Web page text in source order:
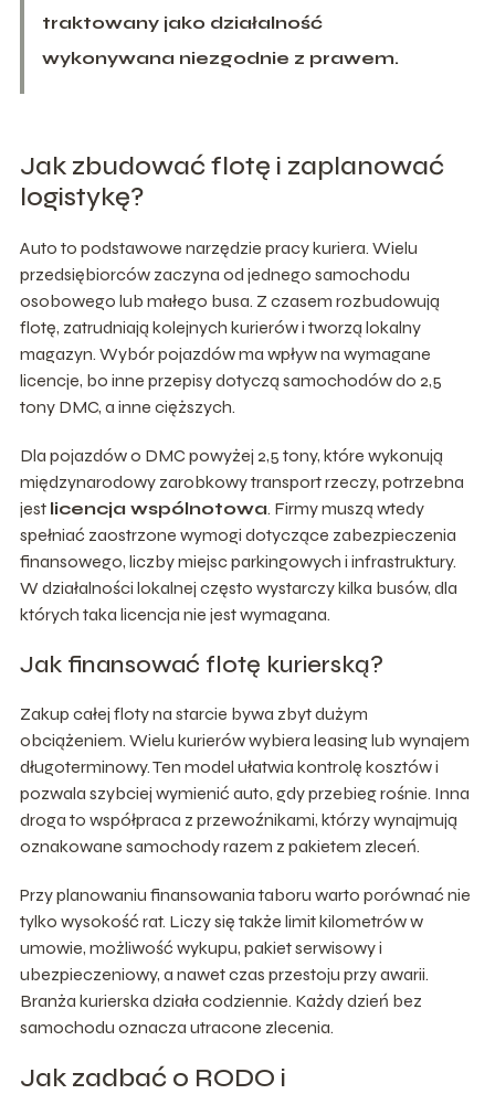
traktowany jako działalność
wykonywana niezgodnie z prawem.
Jak zbudować flotę i zaplanować
logistykę?
Auto to podstawowe narzędzie pracy kuriera. Wielu
przedsiębiorców zaczyna od jednego samochodu
osobowego lub małego busa. Z czasem rozbudowują
flotę, zatrudniają kolejnych kurierów i tworzą lokalny
magazyn. Wybór pojazdów ma wpływ na wymagane
licencje, bo inne przepisy dotyczą samochodów do 2,5
tony DMC, a inne cięższych.
Dla pojazdów o DMC powyżej 2,5 tony, które wykonują
międzynarodowy zarobkowy transport rzeczy, potrzebna
jest licencja wspólnotowa. Firmy muszą wtedy
spełniać zaostrzone wymogi dotyczące zabezpieczenia
finansowego, liczby miejsc parkingowych i infrastruktury.
W działalności lokalnej często wystarczy kilka busów, dla
których taka licencja nie jest wymagana.
Jak finansować flotę kurierską?
Zakup całej floty na starcie bywa zbyt dużym
obciążeniem. Wielu kurierów wybiera leasing lub wynajem
długoterminowy. Ten model ułatwia kontrolę kosztów i
pozwala szybciej wymienić auto, gdy przebieg rośnie. Inna
droga to współpraca z przewoźnikami, którzy wynajmują
oznakowane samochody razem z pakietem zleceń.
Przy planowaniu finansowania taboru warto porównać nie
tylko wysokość rat. Liczy się także limit kilometrów w
umowie, możliwość wykupu, pakiet serwisowy i
ubezpieczeniowy, a nawet czas przestoju przy awarii.
Branża kurierska działa codziennie. Każdy dzień bez
samochodu oznacza utracone zlecenia.
Jak zadbać o RODO i